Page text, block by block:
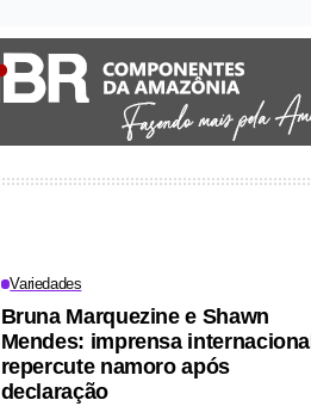
Variedades
Bruna Marquezine e Shawn
Mendes: imprensa internacional
repercute namoro após
declaração